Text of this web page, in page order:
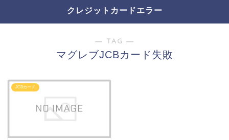
クレジットカードエラー
― TAG ―
マグレブJCBカード失敗
JCBカード